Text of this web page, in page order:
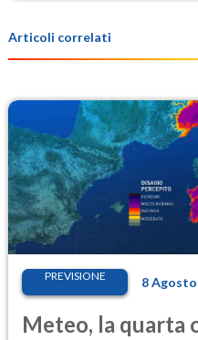
Articoli correlati
PREVISIONE 8
Meteo, la quarta